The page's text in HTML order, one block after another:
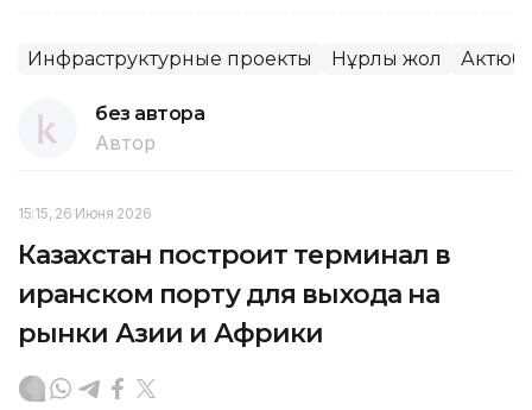
Инфраструктурные проекты Нұрлы жол
без автора
Автор
15:15, 26 Июня 2026
Казахстан построит терминал в
иранском порту для выхода на
рынки Азии и Африки